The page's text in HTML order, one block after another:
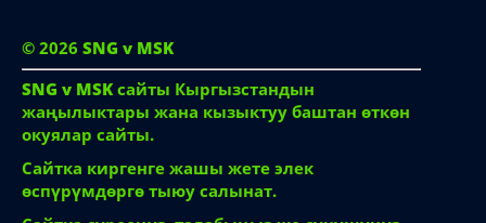
© 2026 SNG v MSK
SNG v MSK сайты Кыргызстандын
жаңылыктары жана кызыктуу баштан өткөн
окуялар сайты.
Сайтка киргенге жашы жете элек
өспүрүмдөргө тыюу салынат.